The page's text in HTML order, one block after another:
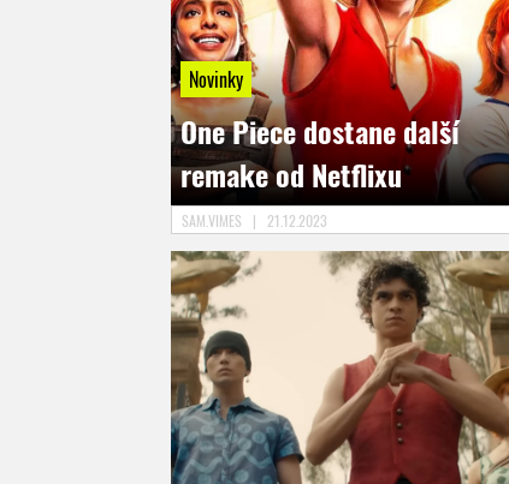
Novinky
One Piece dostane další
remake od Netflixu
SAM.VIMES | 21.12.2023